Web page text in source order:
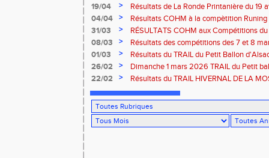
19/04
>
Résultats de La Ronde Printanière du 19
route de Belfort
04/04 >
Résultats COHM à la compètition
court" des 4 et 5 avril à Toul
31/03 >
RÉSULTATS COHM aux Compétitions
08/03
>
Résultats des compétitions des 7 et 8
01/03
>
Résultats du TRAIL du Petit Ballon
Rouffach-68
26/02 >
Dimanche 1 mars 2026 TRAIL du Petit
ROUFFACH 68
22/02 >
Résultats du TRAIL HIVERNAL DE LA